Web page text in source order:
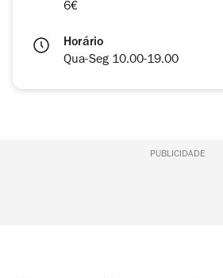
6€
Horário
Qua-Seg 10.00-19.00
PUBLICIDADE